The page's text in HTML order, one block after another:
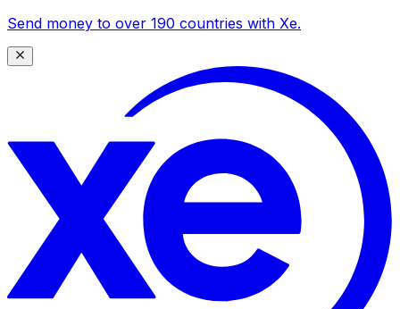
Send money to over 190 countries with Xe.